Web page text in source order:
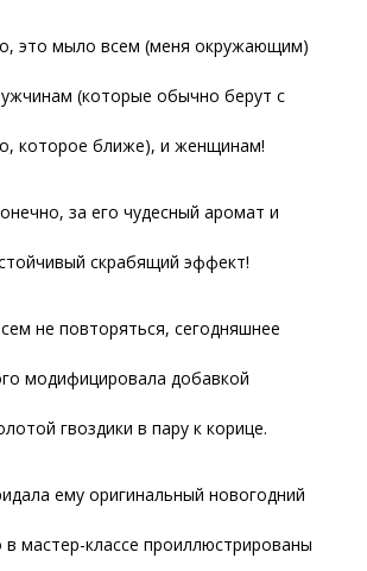
это мыло всем (меня окружающим)
(которые обычно берут с
которое ближе), и женщинам!
за его чудесный аромат и
скрабящий эффект!
не повторяться, сегодняшнее
модифицировала добавкой
гвоздики в пару к корице.
ему оригинальный новогодний
в мастер-классе проиллюстрированы